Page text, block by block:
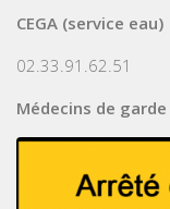
CEGA (service eau)
02.33.91.62.51
Médecins de garde